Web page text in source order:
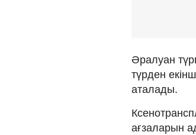
Әралуан
түрден
аталады.
ағзаларын